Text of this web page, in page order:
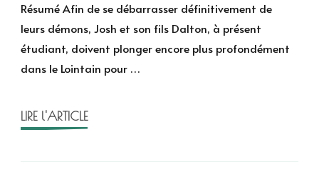
:
Insidious
4
–
Résumé Afin de se débarrasser définitivement de
leurs démons, Josh et son fils Dalton, à présent
étudiant, doivent plonger encore plus profondément
dans le Lointain pour …
LIRE l'ARTICLE